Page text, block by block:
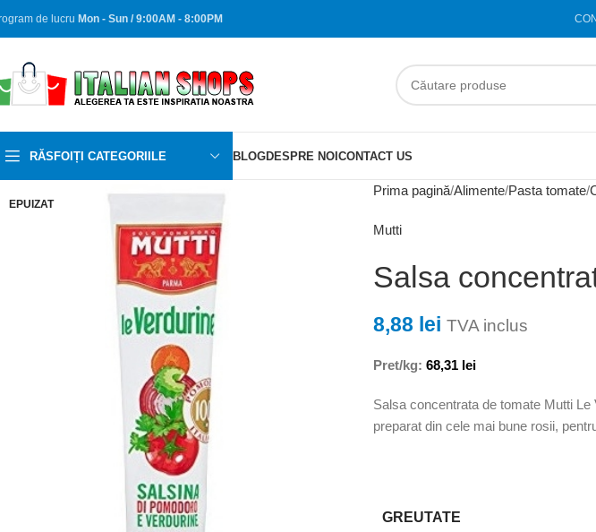
de lucru Mon - Sun / 9:00AM - 8:00PM
RĂSFOIȚI CATEGORIILE BLOGDESPRE NOICONTACT US
EPUIZAT
Prima pagină Alimente Pasta tomate
Mutti
Salsa
8,88 lei TVA inclus
Pret/kg: 68,31 lei
Salsa concentrata de tomate Mutti
preparat din cele mai bune rosii,
GREUTATE